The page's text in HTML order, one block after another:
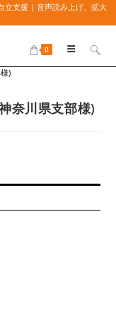
立支援 | 音声読み上げ、拡大
0
)
奈川県支部様)